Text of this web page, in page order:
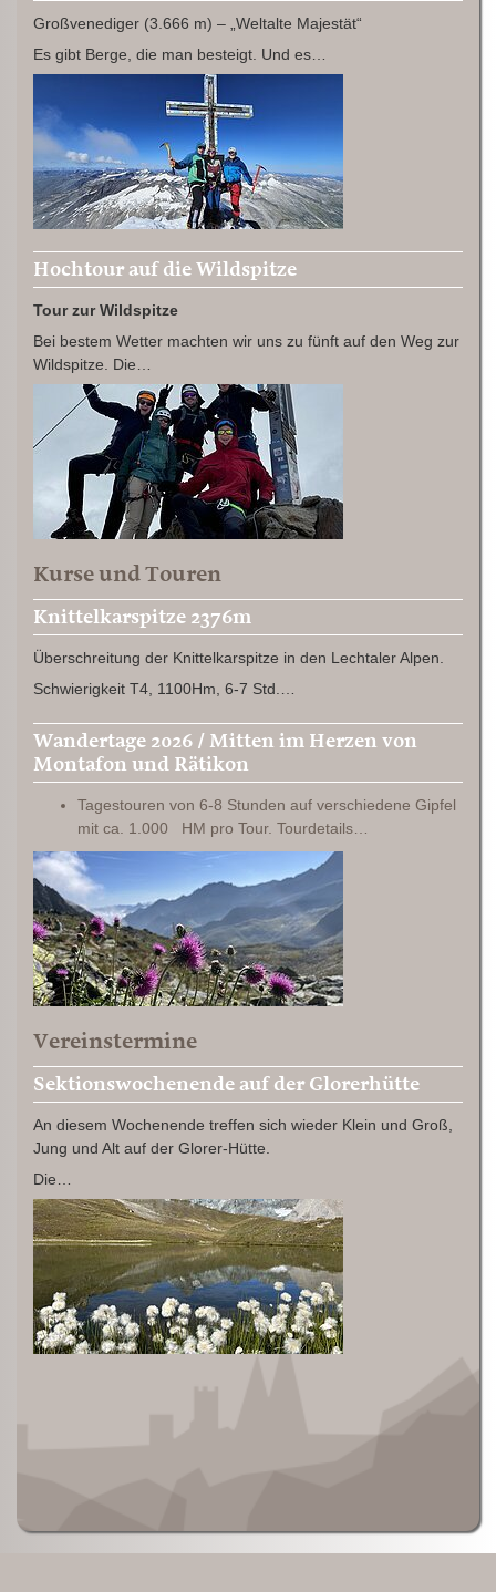
Großvenediger (3.666 m) – „Weltalte Majestät“
Es gibt Berge, die man besteigt. Und es…
Hochtour auf die Wildspitze
Tour zur Wildspitze
Bei bestem Wetter machten wir uns zu fünft auf den Weg zur
Wildspitze. Die…
Kurse und Touren
Knittelkarspitze 2376m
Überschreitung der Knittelkarspitze in den Lechtaler Alpen.
Schwierigkeit T4, 1100Hm, 6-7 Std.…
Wandertage 2026 / Mitten im Herzen von
Montafon und Rätikon
Tagestouren von 6-8 Stunden auf verschiedene Gipfel
mit ca. 1.000 HM pro Tour. Tourdetails…
Vereinstermine
Sektionswochenende auf der Glorerhütte
An diesem Wochenende treffen sich wieder Klein und Groß,
Jung und Alt auf der Glorer-Hütte.
Die…